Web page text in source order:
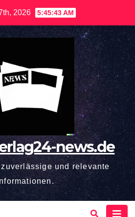
2026 5:45:45 AM
news.de
zuverlässige und relevante